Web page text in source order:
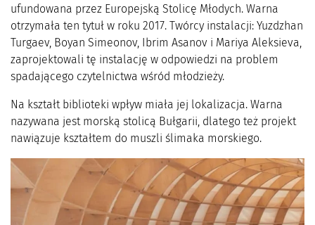
ufundowana przez Europejską Stolicę Młodych. Warna
otrzymała ten tytuł w roku 2017. Twórcy instalacji: Yuzdzhan
Turgaev, Boyan Simeonov, Ibrim Asanov i Mariya Aleksieva,
zaprojektowali tę instalację w odpowiedzi na problem
spadającego czytelnictwa wśród młodzieży.
Na kształt biblioteki wpływ miała jej lokalizacja. Warna
nazywana jest morską stolicą Bułgarii, dlatego też projekt
nawiązuje kształtem do muszli ślimaka morskiego.